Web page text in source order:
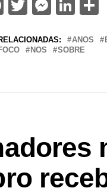
Facebook
Twitter
ANOS
NOS SOBRE